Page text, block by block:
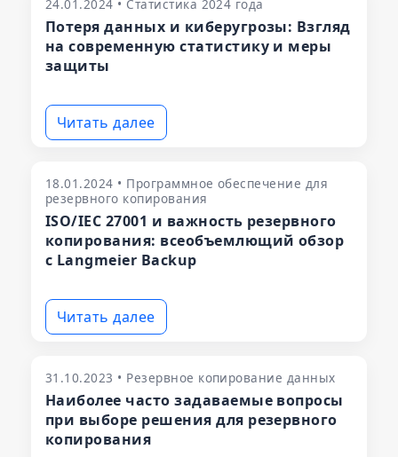
24.01.2024 • Статистика 2024 года
Потеря данных и киберугрозы: Взгляд
на современную статистику и меры
защиты
Читать далее
18.01.2024 • Программное обеспечение для
резервного копирования
ISO/IEC 27001 и важность резервного
копирования: всеобъемлющий обзор
с Langmeier Backup
Читать далее
31.10.2023 • Резервное копирование данных
Наиболее часто задаваемые вопросы
при выборе решения для резервного
копирования